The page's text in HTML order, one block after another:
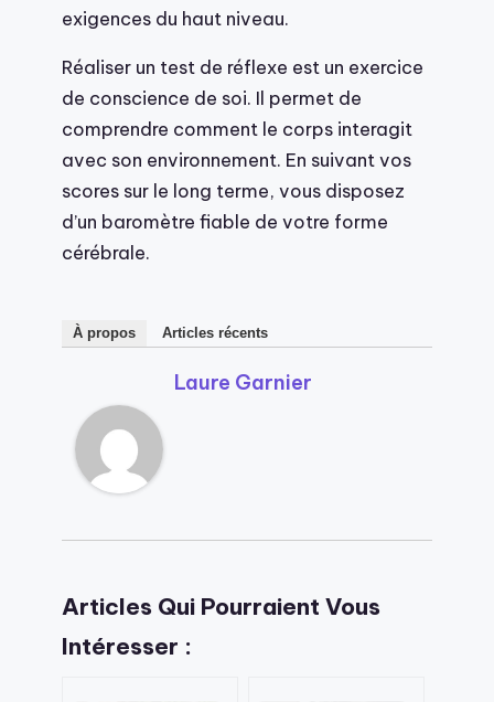
exigences du haut niveau.
Réaliser un test de réflexe est un exercice
de conscience de soi. Il permet de
comprendre comment le corps interagit
avec son environnement. En suivant vos
scores sur le long terme, vous disposez
d’un baromètre fiable de votre forme
cérébrale.
À propos Articles récents
Laure Garnier
Articles Qui Pourraient Vous
Intéresser :